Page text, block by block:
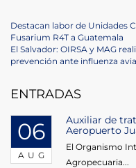
Post
navigation
Previous
Post
Destacan labor de Unidades
Fusarium R4T a Guatemala
Next
Post
El Salvador: OIRSA y MAG
prevención ante influenza
ENTRADAS
06
AUG
Auxiliar de
Aeropuerto
El Organismo
Agropecuaria...